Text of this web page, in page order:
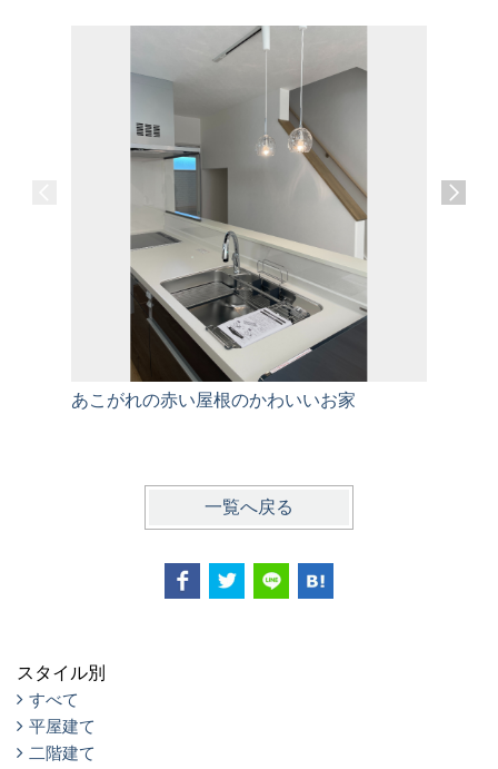
あこがれの赤い屋根のかわいいお家
一覧へ戻る
スタイル別
すべて
平屋建て
二階建て